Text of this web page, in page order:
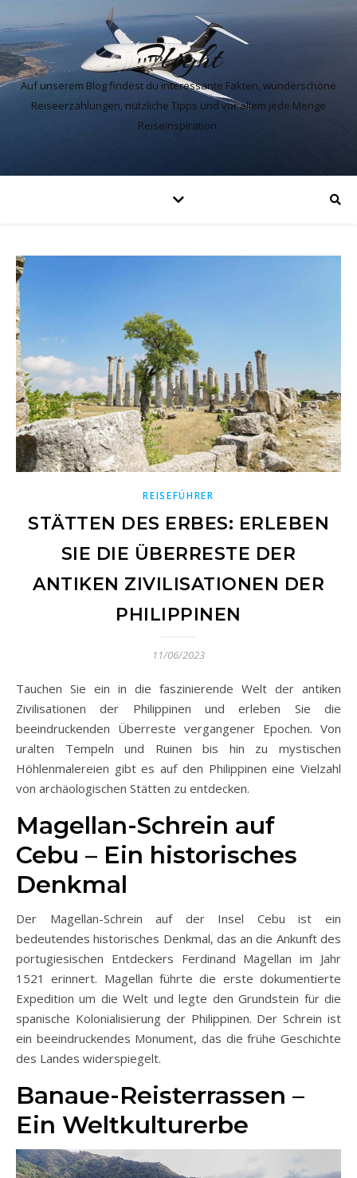
Flight
Auf unserem Blog findest du interessante Fakten, wunderschöne
Reiseerzählungen, nützliche Tipps und vor allem jede Menge
Reiseinspiration.
REISEFÜHRER
STÄTTEN DES ERBES: ERLEBEN
SIE DIE ÜBERRESTE DER
ANTIKEN ZIVILISATIONEN DER
PHILIPPINEN
11/06/2023
Tauchen Sie ein in die faszinierende Welt der antiken
Zivilisationen der Philippinen und erleben Sie die
beeindruckenden Überreste vergangener Epochen. Von
uralten Tempeln und Ruinen bis hin zu mystischen
Höhlenmalereien gibt es auf den Philippinen eine Vielzahl
von archäologischen Stätten zu entdecken.
Magellan-Schrein auf
Cebu – Ein historisches
Denkmal
Der Magellan-Schrein auf der Insel Cebu ist ein
bedeutendes historisches Denkmal, das an die Ankunft des
portugiesischen Entdeckers Ferdinand Magellan im Jahr
1521 erinnert. Magellan führte die erste dokumentierte
Expedition um die Welt und legte den Grundstein für die
spanische Kolonialisierung der Philippinen. Der Schrein ist
ein beeindruckendes Monument, das die frühe Geschichte
des Landes widerspiegelt.
Banaue-Reisterrassen –
Ein Weltkulturerbe